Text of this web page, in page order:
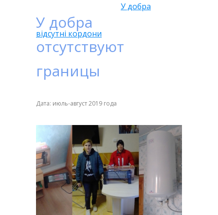
У добра
відсутні кордони
У добра
отсутствуют
границы
Дата: июль-август 2019 года